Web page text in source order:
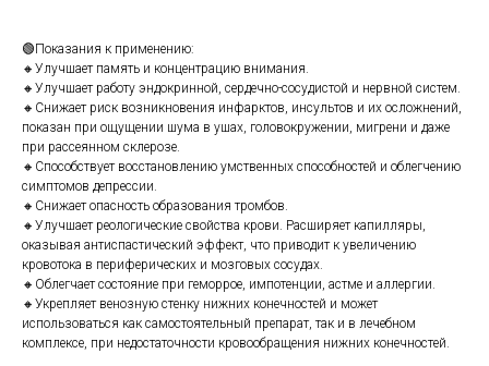
🟢Показания к применению:
🔸Улучшает память и концентрацию внимания.
🔸Улучшает работу эндокринной, сердечно-сосудистой и нервной систем.
🔸Снижает риск возникновения инфарктов, инсультов и их осложнений,
показан при ощущении шума в ушах, головокружении, мигрени и даже
при рассеянном склерозе.
🔸Способствует восстановлению умственных способностей и облегчению
симптомов депрессии.
🔸Снижает опасность образования тромбов.
🔸Улучшает реологические свойства крови. Расширяет капилляры,
оказывая антиспастический эффект, что приводит к увеличению
кровотока в периферических и мозговых сосудах.
🔸Облегчает состояние при геморрое, импотенции, астме и аллергии.
🔸Укрепляет венозную стенку нижних конечностей и может
использоваться как самостоятельный препарат, так и в лечебном
комплексе, при недостаточности кровообращения нижних конечностей.